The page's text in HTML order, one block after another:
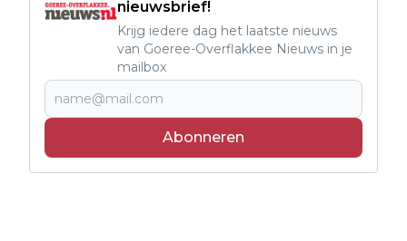
nieuwsbrief!
Krijg iedere dag het laatste nieuws
van Goeree-Overflakkee Nieuws in je
mailbox
Abonneren